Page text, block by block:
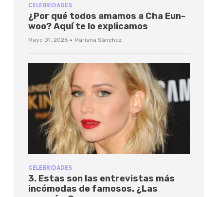
CELEBRIDADES
¿Por qué todos amamos a Cha Eun-
woo? Aquí te lo explicamos
Mayo 01, 2026 · Mariana Sánchez
CELEBRIDADES
3. Estas son las entrevistas más
incómodas de famosos. ¿Las